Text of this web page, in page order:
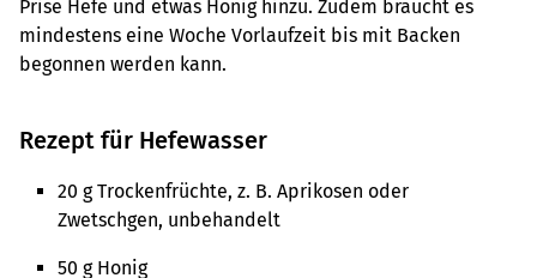
Prise Hefe und etwas Honig hinzu. Zudem braucht es
mindestens eine Woche Vorlaufzeit bis mit Backen
begonnen werden kann.
Rezept für Hefewasser
20 g Trockenfrüchte, z. B. Aprikosen oder
Zwetschgen, unbehandelt
50 g Honig